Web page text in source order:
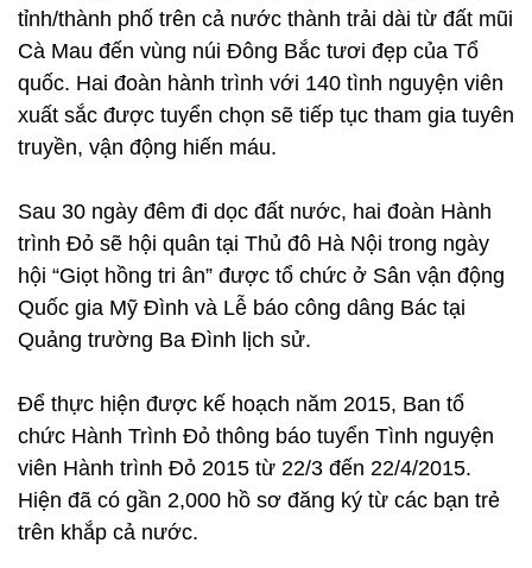
tỉnh/thành phố trên cả nước thành trải dài từ đất mũi
Cà Mau đến vùng núi Đông Bắc tươi đẹp của Tổ
quốc. Hai đoàn hành trình với 140 tình nguyện viên
xuất sắc được tuyển chọn sẽ tiếp tục tham gia tuyên
truyền, vận động hiến máu.
Sau 30 ngày đêm đi dọc đất nước, hai đoàn Hành
trình Đỏ sẽ hội quân tại Thủ đô Hà Nội trong ngày
hội “Giọt hồng tri ân” được tổ chức ở Sân vận động
Quốc gia Mỹ Đình và Lễ báo công dâng Bác tại
Quảng trường Ba Đình lịch sử.
Để thực hiện được kế hoạch năm 2015, Ban tổ
chức Hành Trình Đỏ thông báo tuyển Tình nguyện
viên Hành trình Đỏ 2015 từ 22/3 đến 22/4/2015.
Hiện đã có gần 2,000 hồ sơ đăng ký từ các bạn trẻ
trên khắp cả nước.